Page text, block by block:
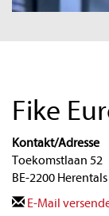
Fike
Kontakt/Adresse
Toekomstlaan 52
BE-2200 Herentals
E-Mail